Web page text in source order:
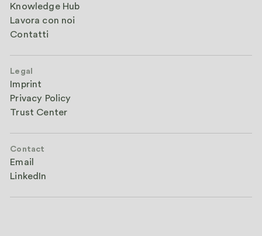
Knowledge Hub
Lavora con noi
Contatti
Legal
Imprint
Privacy Policy
Trust Center
Contact
Email
LinkedIn